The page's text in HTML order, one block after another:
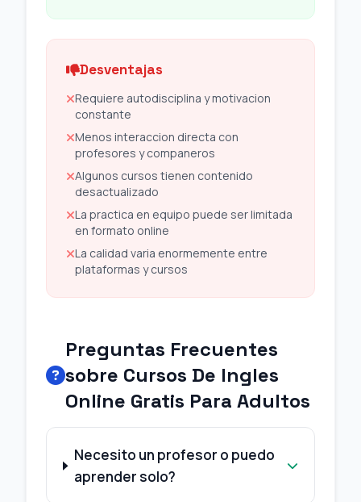
Desventajas
Requiere autodisciplina y motivacion
constante
Menos interaccion directa con
profesores y companeros
Algunos cursos tienen contenido
desactualizado
La practica en equipo puede ser limitada
en formato online
La calidad varia enormemente entre
plataformas y cursos
Preguntas Frecuentes
sobre Cursos De Ingles
Online Gratis Para Adultos
Necesito un profesor o puedo
aprender solo?